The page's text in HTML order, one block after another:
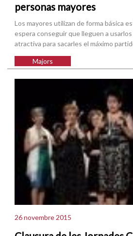
personas mayores
Los mayores utilizan de forma básica
espera conseguir que lleguen a
atractiva para sacarles el máximo
Majors
26 novembre 2015